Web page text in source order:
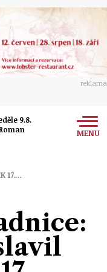
reklama
9.8.
MENU
17.…